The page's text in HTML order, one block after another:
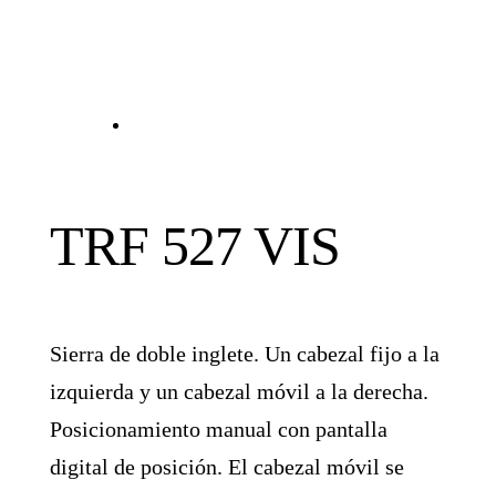
TRF 527 VIS
Sierra de doble inglete. Un cabezal fijo a la
izquierda y un cabezal móvil a la derecha.
Posicionamiento manual con pantalla
digital de posición. El cabezal móvil se